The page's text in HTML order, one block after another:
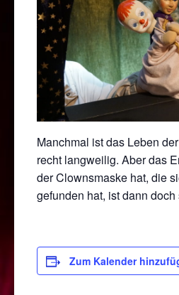
Manchmal ist das Leben
recht langweilig. Aber das
der Clownsmaske hat, die
gefunden hat, ist dann
Zum Kalender